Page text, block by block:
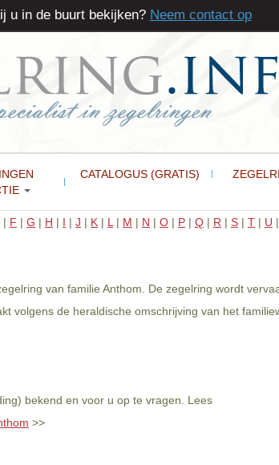
CATALOGUS (GRATIS)
| F | G | H | I | J | K | L | M | N | O | P | Q | R | S | T | U |
van familie Anthom. De zegelring wordt
volgens de heraldische omschrijving van het
bekend en voor u op te vragen. Lees
>>
u in de buurt bekijken? Neem contact op